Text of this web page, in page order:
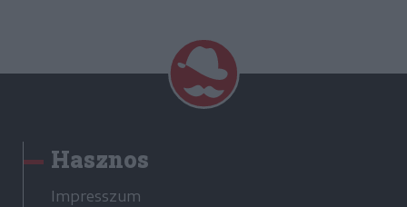
Hasznos
Impresszum